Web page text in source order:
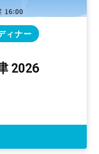
ィナー
2026